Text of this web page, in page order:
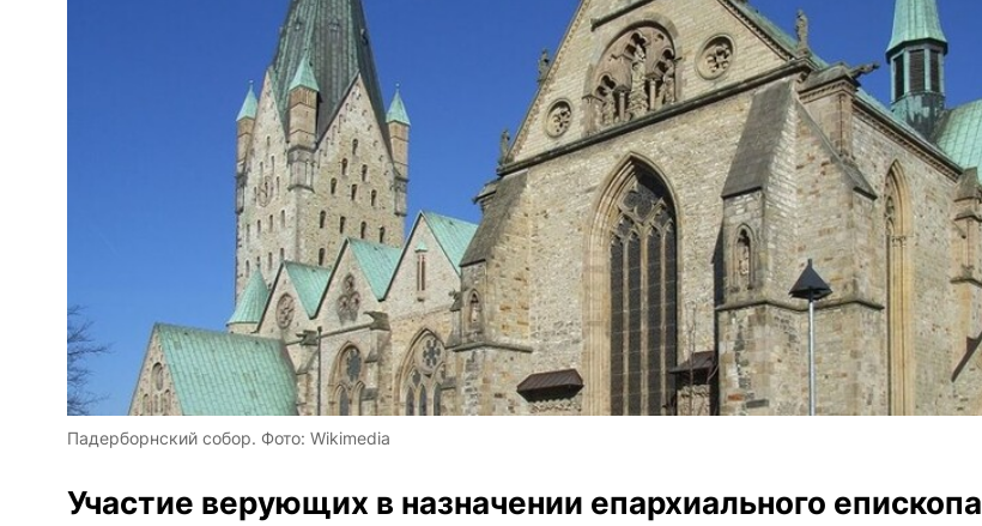
Падерборнский собор. Фото: Wikimedia
Участие верующих в назначении епархиального епископа